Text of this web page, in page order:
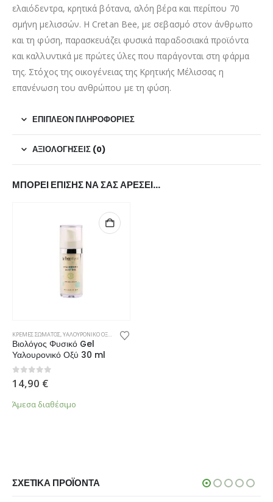
ελαιόδεντρα, κρητικά βότανα, αλόη βέρα και περίπου 70
σμήνη μελισσών. Η Cretan Bee, με σεβασμό στον άνθρωπο
και τη φύση, παρασκευάζει φυσικά παραδοσιακά προϊόντα
και καλλυντικά με πρώτες ύλες που παράγονται στη φάρμα
της. Στόχος της οικογένειας της Κρητικής Μέλισσας η
επανένωση του ανθρώπου με τη φύση.
ΕΠΙΠΛΈΟΝ ΠΛΗΡΟΦΟΡΊΕΣ
ΑΞΙΟΛΟΓΉΣΕΙΣ (0)
ΜΠΟΡΕΊ ΕΠΊΣΗΣ ΝΑ ΣΑΣ ΑΡΈΣΕΙ…
ΚΡΕΜΕΣ ΣΩΜΑΤΟΣ,ΥΑΛΟΥΡΟΝΙΚΟ ΟΞΥ , ΦΡΟΝΤΙΔΑ ΠΡΟΣΩΠΟΥ
Βιολόγος Φυσικό Gel
Υαλουρονικό Οξύ 30 ml
0 από 5
14,90 €
Άμεσα διαθέσιμο
ΣΧΕΤΙΚΆ ΠΡΟΪΌΝΤΑ